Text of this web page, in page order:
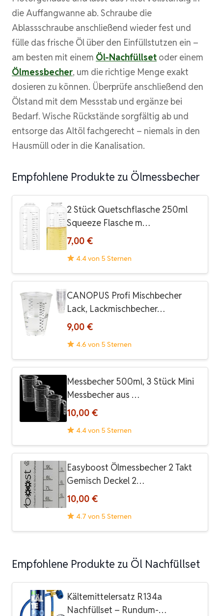
die Auffangwanne ab. Schraube die
Ablassschraube anschließend wieder fest und
fülle das frische Öl über den Einfüllstutzen ein –
am besten mit einem Öl-Nachfüllset oder einem
Ölmessbecher, um die richtige Menge exakt
dosieren zu können. Überprüfe anschließend den
Ölstand mit dem Messstab und ergänze bei
Bedarf. Wische Rückstände sorgfältig ab und
entsorge das Altöl fachgerecht – niemals in den
Hausmüll oder in die Kanalisation.
Empfohlene Produkte zu Ölmessbecher
2 Stück Quetschflasche 250ml
Squeeze Flasche m…
7,00 €
4.4 von 5 Sternen
CANOPUS Profi Mischbecher
Lack, Lackmischbecher…
9,00 €
4.6 von 5 Sternen
Messbecher 500ml, 3 Stück Mini
Messbecher aus …
10,00 €
4.4 von 5 Sternen
Easyboost Ölmessbecher 2 Takt
Gemisch Deckel 2…
10,00 €
4.7 von 5 Sternen
Empfohlene Produkte zu Öl Nachfüllset
Kältemittelersatz R134a
Nachfüllset – Rundum-…